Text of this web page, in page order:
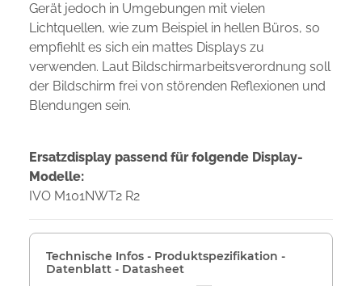
Gerät jedoch in Umgebungen mit vielen
Lichtquellen, wie zum Beispiel in hellen Büros, so
empfiehlt es sich ein mattes Displays zu
verwenden. Laut Bildschirmarbeitsverordnung soll
der Bildschirm frei von störenden Reflexionen und
Blendungen sein.
Ersatzdisplay passend für folgende Display-
Modelle:
IVO M101NWT2 R2
Technische Infos - Produktspezifikation -
Datenblatt - Datasheet